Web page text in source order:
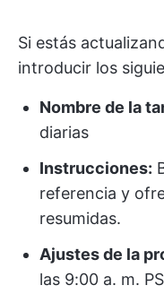
Si estás
introducir los
Nombre de la
diarias
Instrucciones:
referencia y
resumidas.
Ajustes de la
las 9:00 a. m.